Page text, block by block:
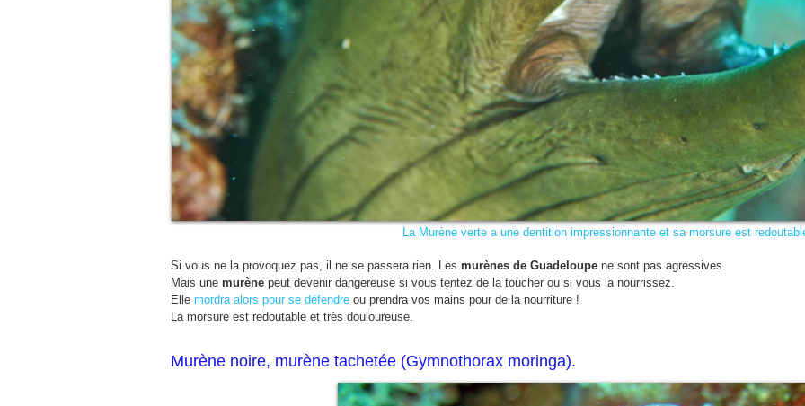
La Murène verte a une dentition impressionnante et sa morsure est
Si vous ne la provoquez pas, il ne se passera rien. Les murènes de Guadeloupe ne sont pas agressives.
Mais une murène peut devenir dangereuse si vous tentez de la toucher ou si vous la nourrissez.
Elle mordra alors pour se défendre ou prendra vos mains pour de la nourriture !
La morsure est redoutable et très douloureuse.
Murène noire, murène tachetée (Gymnothorax moringa).